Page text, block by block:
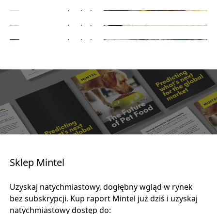
Nasze dane i analizy, na Twój sposób
Sklep Mintel
Uzyskaj natychmiastowy, dogłębny wgląd w rynek
bez subskrypcji. Kup raport Mintel już dziś i uzyskaj
natychmiastowy dostęp do: